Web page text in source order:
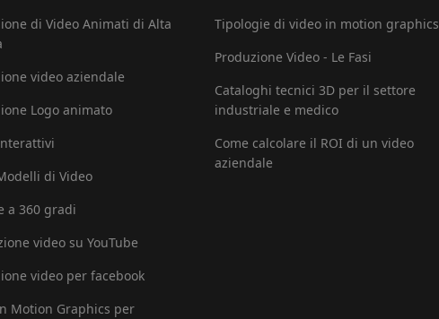
di Video Animati di Alta
video aziendale
Logo animato
di Video
a 360 gradi
video su YouTube
video per facebook
Motion Graphics per
Tipologie di video in motion graphics
Produzione Video - Le Fasi
Cataloghi tecnici 3D per il settore
industriale e medico
Come calcolare il ROI di un video
aziendale